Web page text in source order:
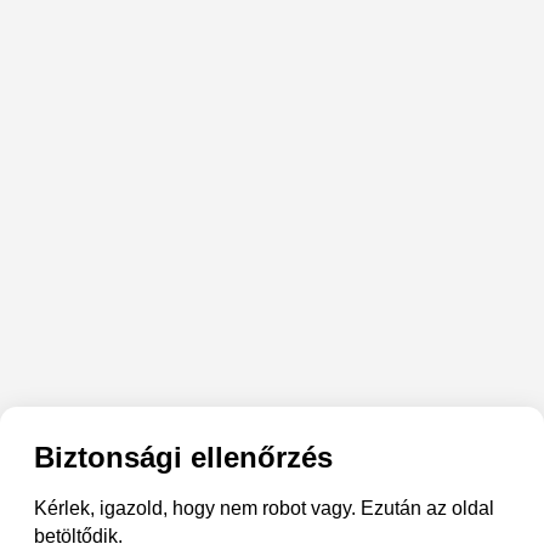
Biztonsági ellenőrzés
Kérlek, igazold, hogy nem robot vagy. Ezután az oldal
betöltődik.